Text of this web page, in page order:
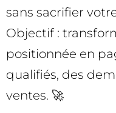
sans sacrifier
Objectif :
positionnée en
qualifiés, des
ventes. 🚀